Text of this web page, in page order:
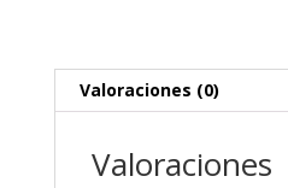
Valoraciones (0)
Valoraciones